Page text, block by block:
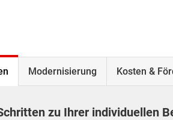
Modernisierung Kosten &
zu Ihrer individuellen